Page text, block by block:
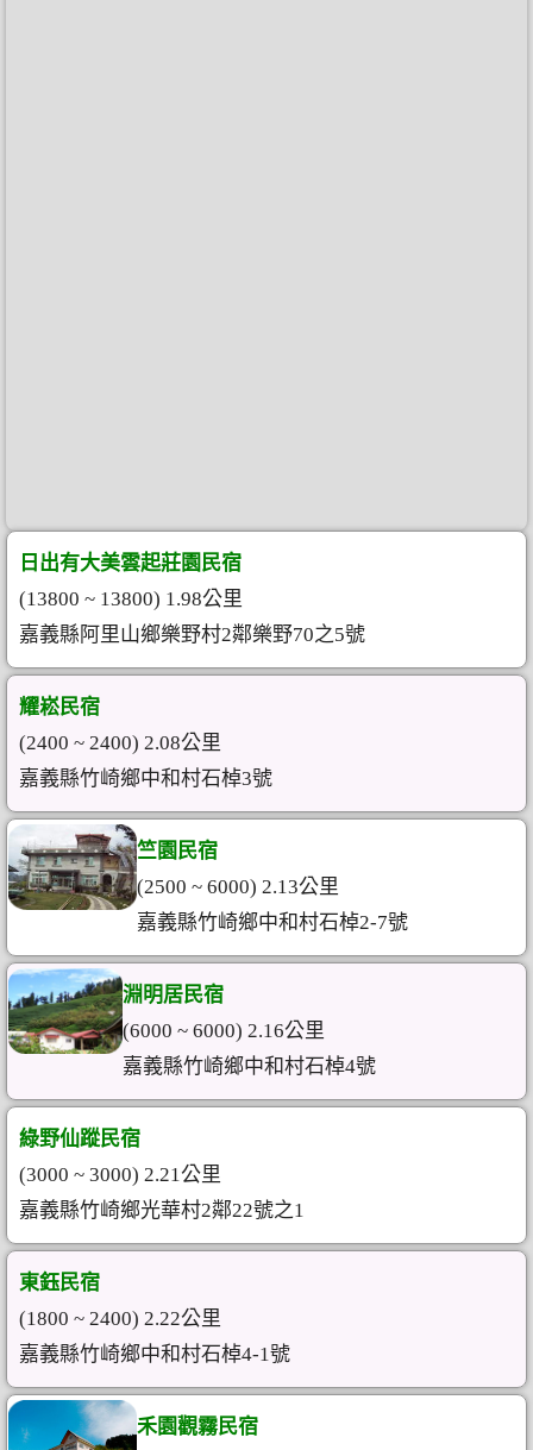
日出有大美雲起莊園民宿
(13800 ~ 13800) 1.98公里
嘉義縣阿里山鄉樂野村2鄰樂野70之5號
耀崧民宿
(2400 ~ 2400) 2.08公里
嘉義縣竹崎鄉中和村石棹3號
竺園民宿
(2500 ~ 6000) 2.13公里
嘉義縣竹崎鄉中和村石棹2-7號
淵明居民宿
(6000 ~ 6000) 2.16公里
嘉義縣竹崎鄉中和村石棹4號
綠野仙蹤民宿
(3000 ~ 3000) 2.21公里
嘉義縣竹崎鄉光華村2鄰22號之1
東鈺民宿
(1800 ~ 2400) 2.22公里
嘉義縣竹崎鄉中和村石棹4-1號
禾園觀霧民宿